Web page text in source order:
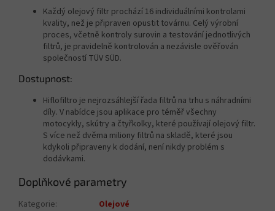
Každý olejový filtr prochází 16 individuálními kontrolami
kvality, než je připraven opustit továrnu. Celý výrobní
proces, včetně kontroly surovin a testování jednotlivých
filtrů, je pravidelně kontrolován a nezávisle ověřován
společností TÜV SÜD.
Dostupnost:
Hiflofiltro je nejrozsáhlejší řada filtrů na trhu s náhradními
díly. V nabídce jsou aplikace pro téměř všechny
motocykly, skútry a čtyřkolky, které používají olejový filtr.
S více než dvěma miliony filtrů na skladě, které jsou
kdykoli připraveny k dodání, není nikdy problém s
dodávkami.
Doplňkové parametry
Kategorie:
Olejové